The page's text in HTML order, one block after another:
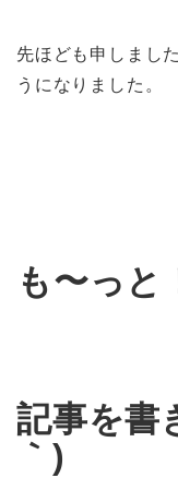
先ほども申しまし
うになりました。
も〜っと
記事を書
｀)